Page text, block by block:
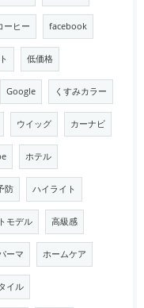
ーヒー facebook
低価格
Google くすみカラー
ウイッグ カーナビ
ホテル
防 ハイライト
モデル 高級感
ーマ ホームケア
イル